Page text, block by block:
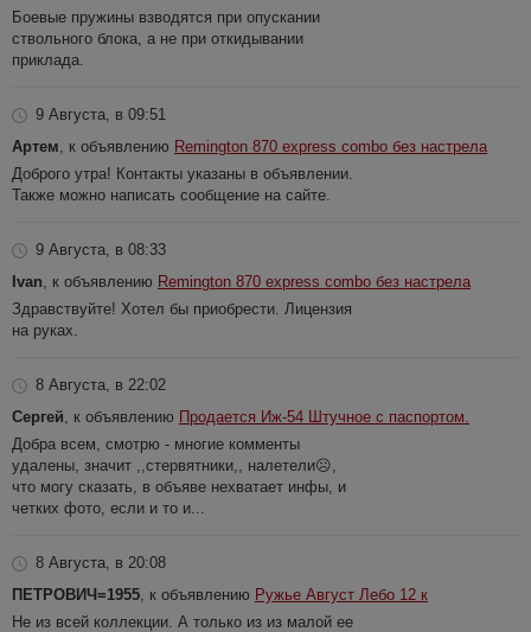
Боевые пружины взводятся при опускании
ствольного блока, а не при откидывании
приклада.
9 Августа, в 09:51
Артем , к объявлению Remington 870 express combo без настрела
Доброго утра! Контакты указаны в объявлении.
Также можно написать сообщение на сайте.
9 Августа, в 08:33
Ivan , к объявлению Remington 870 express combo без настрела
Здравствуйте! Хотел бы приобрести. Лицензия
на руках.
8 Августа, в 22:02
Сергей , к объявлению Продается Иж-54 Штучное с паспортом.
Добра всем, смотрю - многие комменты
удалены, значит ,,стервятники,, налетели☹️,
что могу сказать, в объяве нехватает инфы, и
четких фото, если и то и...
8 Августа, в 20:08
ПЕТРОВИЧ=1955 , к объявлению Ружье Август Лебо 12 к
Не из всей коллекции. А только из из малой ее